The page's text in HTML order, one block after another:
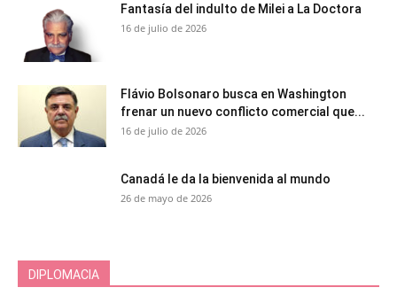
Fantasía del indulto de Milei a La Doctora
16 de julio de 2026
Flávio Bolsonaro busca en Washington
frenar un nuevo conflicto comercial que...
16 de julio de 2026
Canadá le da la bienvenida al mundo
26 de mayo de 2026
DIPLOMACIA